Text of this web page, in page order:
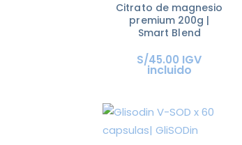
Citrato de magnesio
premium 200g |
Smart Blend
S/45.00 IGV
incluido